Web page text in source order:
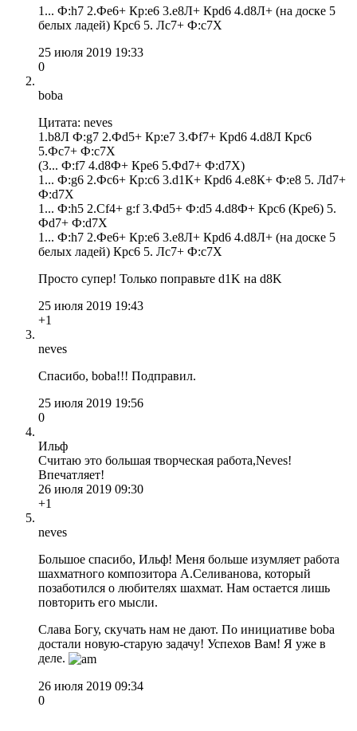
1... Ф:h7 2.Фe6+ Кр:e6 3.e8Л+ Крd6 4.d8Л+ (на доске 5
белых ладей) Крc6 5. Лc7+ Ф:c7X
25 июля 2019 19:33
0
boba
Цитата: neves
1.b8Л Ф:g7 2.Фd5+ Кр:e7 3.Фf7+ Крd6 4.d8Л Крc6
5.Фc7+ Ф:c7X
(3... Ф:f7 4.d8Ф+ Крe6 5.Фd7+ Ф:d7X)
1... Ф:g6 2.Фc6+ Кр:c6 3.d1К+ Крd6 4.e8К+ Ф:e8 5. Лd7+
Ф:d7X
1... Ф:h5 2.Сf4+ g:f 3.Фd5+ Ф:d5 4.d8Ф+ Крc6 (Крe6) 5.
Фd7+ Ф:d7X
1... Ф:h7 2.Фe6+ Кр:e6 3.e8Л+ Крd6 4.d8Л+ (на доске 5
белых ладей) Крc6 5. Лc7+ Ф:c7X
Просто супер! Только поправьте d1K на d8K
25 июля 2019 19:43
+1
neves
Спасибо, boba!!! Подправил.
25 июля 2019 19:56
0
Ильф
Считаю это большая творческая работа,Neves!
Впечатляет!
26 июля 2019 09:30
+1
neves
Большое спасибо, Ильф! Меня больше изумляет работа
шахматного композитора А.Селиванова, который
позаботился о любителях шахмат. Нам остается лишь
повторить его мысли.
Слава Богу, скучать нам не дают. По инициативе boba
достали новую-старую задачу! Успехов Вам! Я уже в
деле.
26 июля 2019 09:34
0